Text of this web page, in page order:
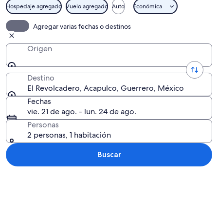
Hospedaje agregado Vuelo agregado Auto Económica
Agregar varias fechas o destinos
Origen
Destino
El Revolcadero, Acapulco, Guerrero, México
Fechas
vie. 21 de ago. - lun. 24 de ago.
Personas
2 personas, 1 habitación
Buscar